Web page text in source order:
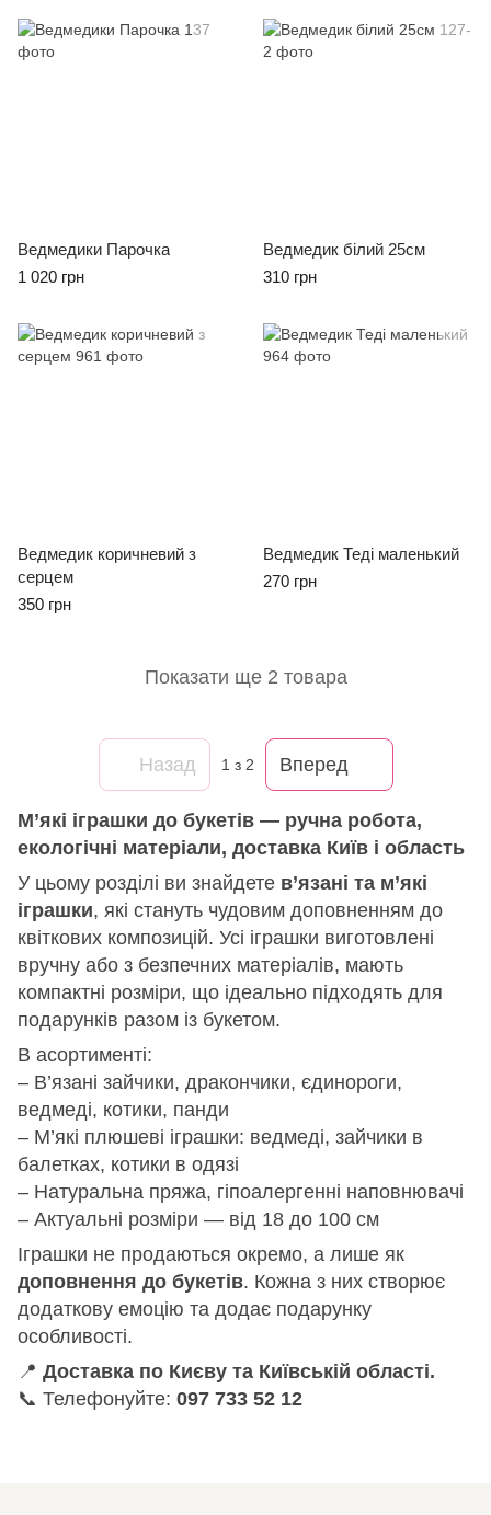
Ведмедики Парочка
1 020 грн
Ведмедик білий 25см
310 грн
Ведмедик коричневий з
серцем
350 грн
Ведмедик Теді маленький
270 грн
Показати ще 2 товара
Назад 1 з 2 Вперед
М’які іграшки до букетів — ручна робота,
екологічні матеріали, доставка Київ і область
У цьому розділі ви знайдете в’язані та м’які
іграшки, які стануть чудовим доповненням до
квіткових композицій. Усі іграшки виготовлені
вручну або з безпечних матеріалів, мають
компактні розміри, що ідеально підходять для
подарунків разом із букетом.
В асортименті:
– В’язані зайчики, дракончики, єдинороги,
ведмеді, котики, панди
– М’які плюшеві іграшки: ведмеді, зайчики в
балетках, котики в одязі
– Натуральна пряжа, гіпоалергенні наповнювачі
– Актуальні розміри — від 18 до 100 см
Іграшки не продаються окремо, а лише як
доповнення до букетів. Кожна з них створює
додаткову емоцію та додає подарунку
особливості.
📍 Доставка по Києву та Київській області.
📞 Телефонуйте: 097 733 52 12